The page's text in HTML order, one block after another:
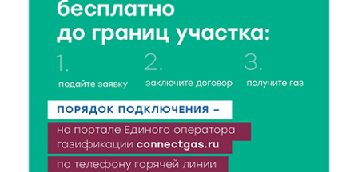
От сортировки мусора до жилья для ветеранов СВО:
Владимир Васильев посетил СНТ в Твери
7 Авг 2026 14:02 143
Владимир Васильев получил удостоверение
кандидата в депутаты Госдумы IX созыва
7 Авг 2026 13:32 179